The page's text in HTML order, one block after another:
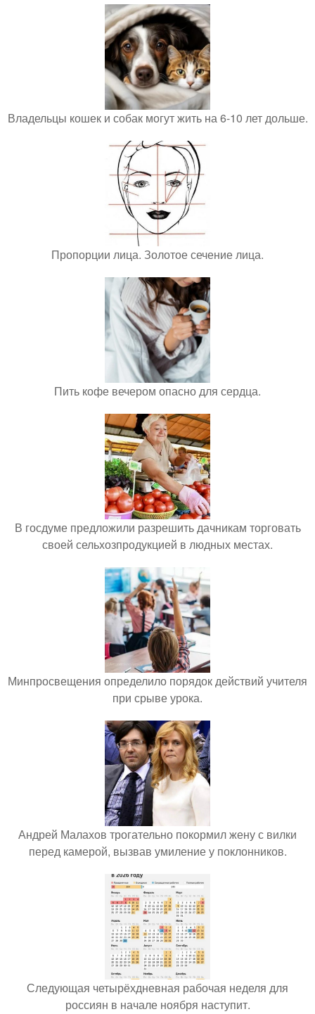
Владельцы кошек и собак могут жить на 6-10 лет дольше.
Пропорции лица. Золотое сечение лица.
Пить кофе вечером опасно для сердца.
В госдуме предложили разрешить дачникам торговать
своей сельхозпродукцией в людных местах.
Минпросвещения определило порядок действий учителя
при срыве урока.
Андрей Малахов трогательно покормил жену с вилки
перед камерой, вызвав умиление у поклонников.
Следующая четырёхдневная рабочая неделя для
россиян в начале ноября наступит.